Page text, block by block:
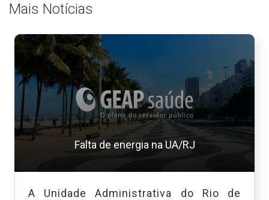
Mais Notícias
Falta de energia na UA/RJ
A Unidade Administrativa do Rio de